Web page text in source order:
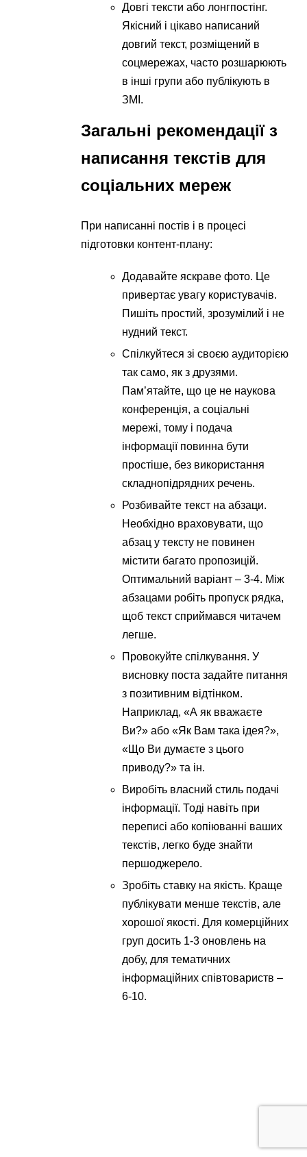
Довгі тексти або лонгпостінг.
Якісний і цікаво написаний
довгий текст, розміщений в
соцмережах, часто розшарюють
в інші групи або публікують в
ЗМІ.
Загальні рекомендації з
написання текстів для
соціальних мереж
При написанні постів і в процесі
підготовки контент-плану:
Додавайте яскраве фото. Це
привертає увагу користувачів.
Пишіть простий, зрозумілий і не
нудний текст.
Спілкуйтеся зі своєю аудиторією
так само, як з друзями.
Пам’ятайте, що це не наукова
конференція, а соціальні
мережі, тому і подача
інформації повинна бути
простіше, без використання
складнопідрядних речень.
Розбивайте текст на абзаци.
Необхідно враховувати, що
абзац у тексту не повинен
містити багато пропозицій.
Оптимальний варіант – 3-4. Між
абзацами робіть пропуск рядка,
щоб текст сприймався читачем
легше.
Провокуйте спілкування. У
висновку поста задайте питання
з позитивним відтінком.
Наприклад, «А як вважаєте
Ви?» або «Як Вам така ідея?»,
«Що Ви думаєте з цього
приводу?» та ін.
Виробіть власний стиль подачі
інформації. Тоді навіть при
переписі або копіюванні ваших
текстів, легко буде знайти
першоджерело.
Зробіть ставку на якість. Краще
публікувати менше текстів, але
хорошої якості. Для комерційних
груп досить 1-3 оновлень на
добу, для тематичних
інформаційних співтовариств –
6-10.